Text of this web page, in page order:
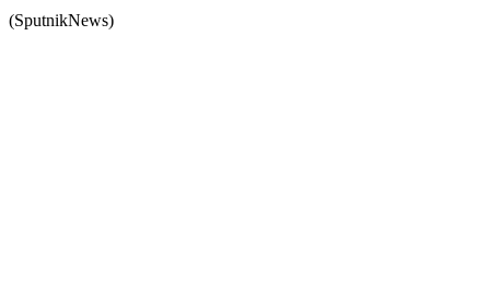
(SputnikNews)